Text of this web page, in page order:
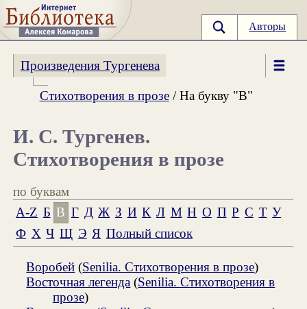
Авторы
Произведения Тургенева
Стихотворения в прозе/ На букву "В"
И. С. Тургенев.
Стихотворения в прозе
по буквам
A-Z Б В Г Д Ж З И К Л М Н О П Р С Т У
Ф Х Ч Щ Э Я Полный список
Воробей (Senilia. Стихотворения в прозе)
Восточная легенда (Senilia. Стихотворения в
прозе)